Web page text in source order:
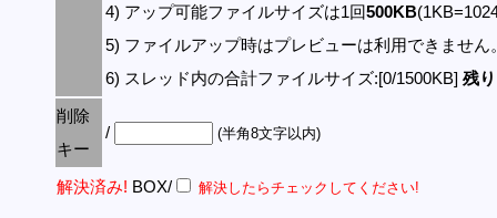
4) アップ可能ファイルサイズは1回500KB
5) ファイルアップ時はプレビューは利用できません
6) スレッド内の合計ファイルサイズ:[0/1500KB] 残
削除
キー
/ (半角8文字以内)
解決済み! BOX/ 解決したらチェックしてください!